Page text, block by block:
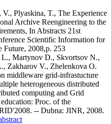
Plyaskina, T., The Experience
Archive Reengineering to the
In Abstracts 21st
Scientific Information for
Future, 2008,p. 253
Martynov D., Skvortsov N.,
Zakharov V., Zhelenkova O.
middleware grid-infrastucture
heterogeneous distributed
computing and Grid
Proc. of the
-- Dubna: JINR, 2008.